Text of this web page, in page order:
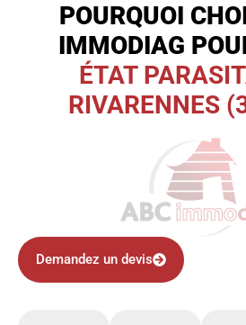
POURQUOI
IMMODIAG
ÉTAT
RIVARENNES
Demandez un devis